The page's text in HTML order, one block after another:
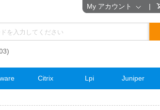
Citrix Lpi Juniper
My アカウント |